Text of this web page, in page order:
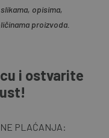
opisima,
proizvoda.
i ostvarite
PLAĆANJA: